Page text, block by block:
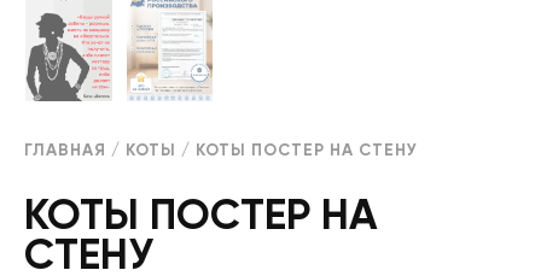
ГЛАВНАЯ / КОТЫ / КОТЫ ПОСТЕР НА СТЕНУ
КОТЫ ПОСТЕР НА
СТЕНУ